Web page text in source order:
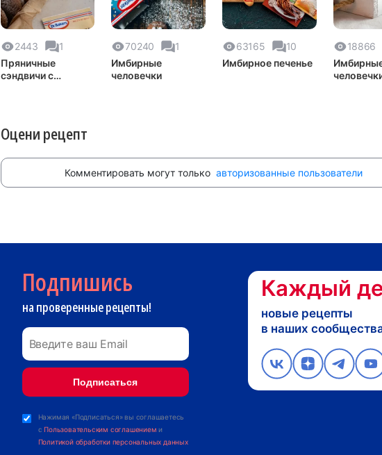
2443
1
Пряничные
сэндвичи с
70240
1
Имбирные
человечки
63165
10
Имбирное печенье
18866
Оцени рецепт
Комментировать могут толькоавторизованные пользователи
Подпишись
на проверенные рецепты!
Нажимая «Подписаться» вы соглашаетесь
сПользовательским соглашением и
Политикой обработки персональных данных
Каждый
новые рецепты
в наших